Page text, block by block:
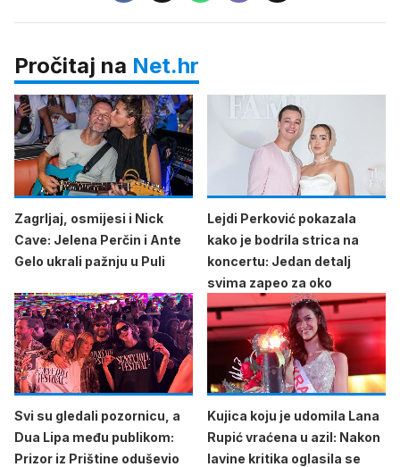
Pročitaj na Net.hr
Zagrljaj, osmijesi i Nick
Cave: Jelena Perčin i Ante
Gelo ukrali pažnju u Puli
Lejdi Perković pokazala
kako je bodrila strica na
koncertu: Jedan detalj
svima zapeo za oko
Svi su gledali pozornicu, a
Dua Lipa među publikom:
Prizor iz Prištine oduševio
Kujica koju je udomila Lana
Rupić vraćena u azil: Nakon
lavine kritika oglasila se